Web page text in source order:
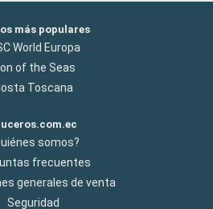
más populares
World Europa
of the Seas
Toscana
somos?
frecuentes
generales de venta
Seguridad